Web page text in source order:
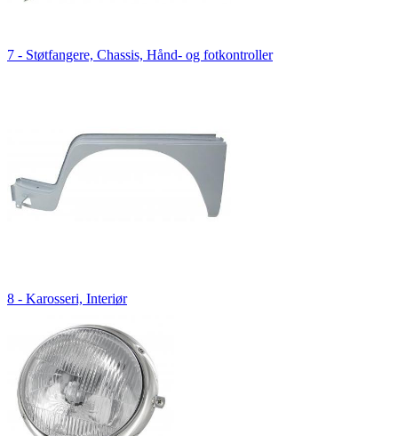
7 - Støtfangere, Chassis, Hånd- og fotkontroller
8 - Karosseri, Interiør